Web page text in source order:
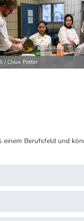
/ Chloe Potter
Berufsfeld und